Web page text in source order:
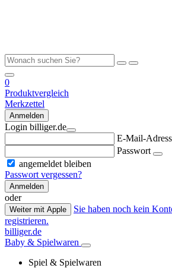
0
Produktvergleich
Merkzettel
Anmelden
Login billiger.de
E-Mail-
Passwort
angemeldet bleiben
Passwort vergessen?
Anmelden
oder
Weiter mit Apple
Sie haben noch kein
registrieren.
billiger.de
Baby & Spielwaren
Spiel & Spielwaren